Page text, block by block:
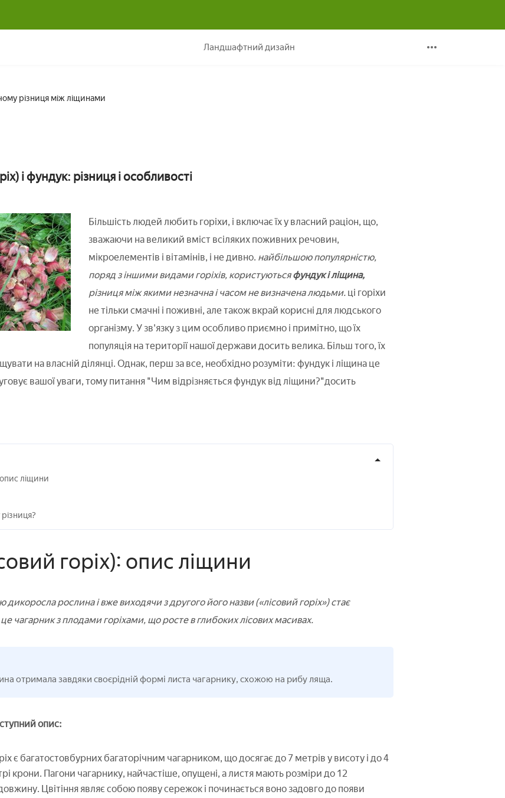
Ландшафтний дизайн
різниця між ліщинами
і фундук: різниця і особливості
Більшість людей любить горіхи, і включає їх у власний раціон, що,
зважаючи на великий вміст всіляких поживних речовин,
мікроелементів і вітамінів, і не дивно. найбільшою популярністю,
поряд з іншими видами горіхів, користуютьсяфундук і ліщина,
різниця між якими незначна і часом не визначена людьми. ці горіхи
не тільки смачні і поживні, але також вкрай корисні для людського
організму. У зв'язку з цим особливо приємно і примітно, що їх
популяція на території нашої держави досить велика. Більш того, їх
на власній ділянці. Однак, перш за все, необхідно розуміти: фундук і ліщина це
вашої уваги, тому питання "Чим відрізняється фундук від ліщини?"досить
ліщини
горіх): опис ліщини
дикоросла рослина і вже виходячи з другого його назви («лісовий горіх») стає
чагарник з плодами горіхами, що росте в глибоких лісових масивах.
отримала завдяки своєрідній формі листа чагарнику, схожою на рибу ляща.
опис:
є багатостовбурних багаторічним чагарником, що досягає до 7 метрів у висоту і до 4
крони. Пагони чагарнику, найчастіше, опущені, а листя мають розміри до 12
Цвітіння являє собою появу сережок і починається воно задовго до появи